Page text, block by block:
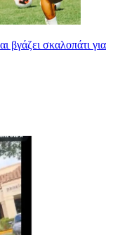
σκαλοπάτι για